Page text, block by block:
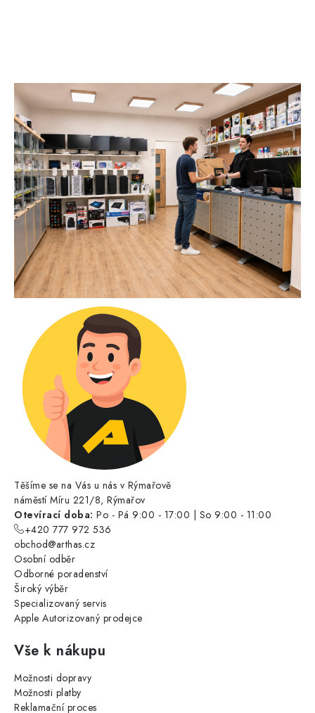
Těšíme se na Vás u nás v Rýmařově
náměstí Míru 221/8, Rýmařov
Otevírací doba: Po - Pá 9:00 - 17:00 | So 9:00 - 11:00
+420 777 972 536
obchod@arthas.cz
Osobní odběr
Odborné poradenství
Široký výběr
Specializovaný servis
Apple Autorizovaný prodejce
Vše k nákupu
Možnosti dopravy
Možnosti platby
Reklamační proces